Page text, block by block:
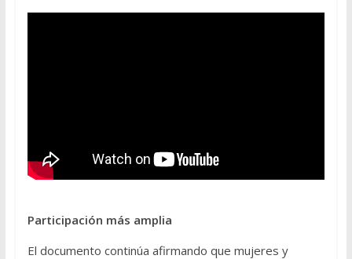
Participación más amplia
El documento continúa afirmando que mujeres y